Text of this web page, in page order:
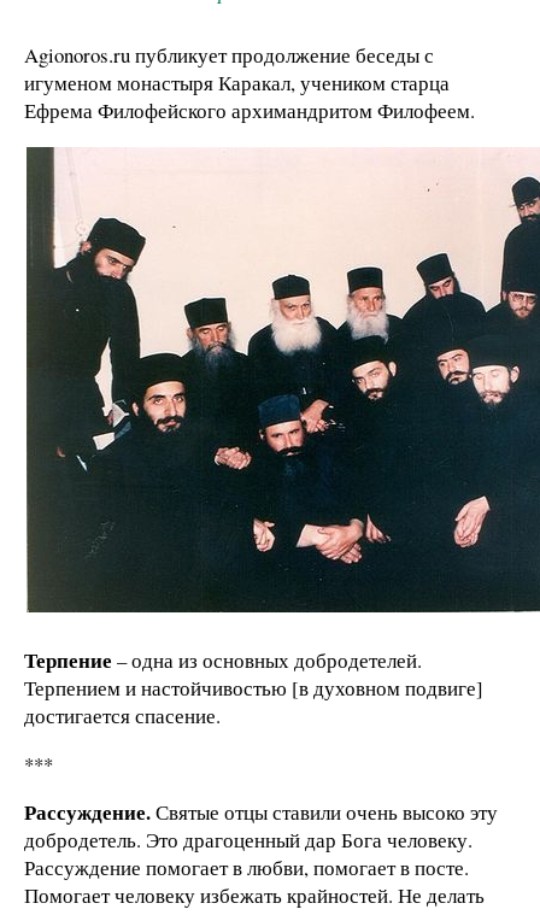
Agionoros.ru публикует продолжение беседы с
игуменом монастыря Каракал, учеником старца
Ефрема Филофейского архимандритом Филофеем.
Терпение – одна из основных добродетелей.
Терпением и настойчивостью [в духовном подвиге]
достигается спасение.
***
Рассуждение.Святые отцы ставили очень высоко эту
добродетель. Это драгоценный дар Бога человеку.
Рассуждение помогает в любви, помогает в посте.
Помогает человеку избежать крайностей. Не делать